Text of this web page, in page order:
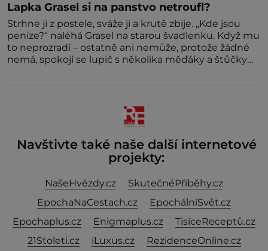
Lapka Grasel si na panstvo netroufl?
Strhne ji z postele, sváže ji a krutě zbije. „Kde jsou
peníze?“ naléhá Grasel na starou švadlenku. Když mu
to neprozradí – ostatně ani nemůže, protože žádné
nemá, spokojí se lupič s několika měďáky a štůčky
Navštivte také naše další internetové
projekty:
NašeHvězdy.cz
SkutečnéPříběhy.cz
EpochaNaCestach.cz
EpochálníSvět.cz
Epochaplus.cz
Enigmaplus.cz
TisíceReceptů.cz
21Stoleti.cz
iLuxus.cz
RezidenceOnline.cz